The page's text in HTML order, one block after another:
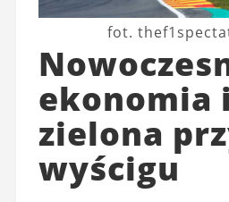
fot.
ekonomia i
zielona
wyścigu